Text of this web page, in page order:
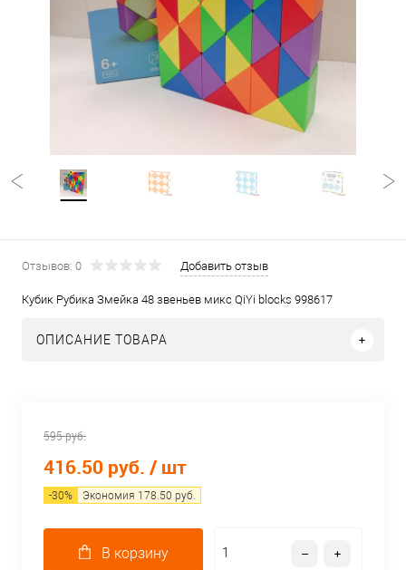
Отзывов: 0 Добавить отзыв
Кубик Рубика Змейка 48 звеньев микс QiYi blocks 998617
ОПИСАНИЕ ТОВАРА
595 руб.
416.50 руб. / шт
-30% Экономия 178.50 руб.
В корзину